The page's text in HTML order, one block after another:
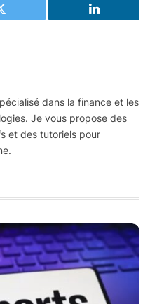
LinkedIn
dans la finance et les
Je vous propose des
et des tutoriels pour